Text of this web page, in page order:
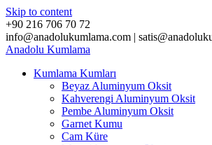
Skip to content
+90 216 706 70 72
info@anadolukumlama.com |
Anadolu Kumlama
Kumlama Kumları
Beyaz Aluminyum Oksit
Kahverengi Aluminyum Oksit
Pembe Aluminyum Oksit
Garnet Kumu
Cam Küre